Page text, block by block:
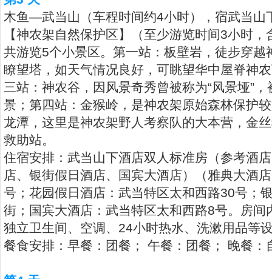
木鱼—武当山（车程时间约4小时），宿武当山
【神农架自然保护区】（至少游览时间3小时
共游览5个小景区。第一站：板壁岩，徒步穿越
瞭望塔，如天气情况良好，可眺望华中屋脊神
三站：神农谷，因风景奇秀曾被称为“风景垭”
景；第四站：金猴岭，是神农架原始森林保护
龙潭，这里是神农架野人考察队的大本营，金
救助站。
住宿安排：武当山下酒店双人标准房（参考酒
店、银街假日酒店、国宾大酒店）（雅典大酒
号；花园假日酒店：武当特区太和西路30号；
街；国宾大酒店：武当特区太和西路8号。房间
独立卫生间、空调、24小时热水、洗漱用品等
餐食安排：早餐：团餐； 午餐：团餐； 晚餐：